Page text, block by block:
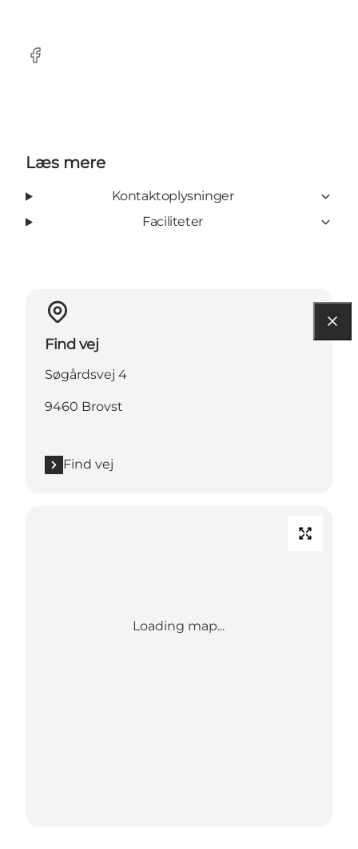
Facebook
Læs mere
Kontaktoplysninger
Faciliteter
Find vej
Søgårdsvej 4
9460 Brovst
Find vej
Loading map...